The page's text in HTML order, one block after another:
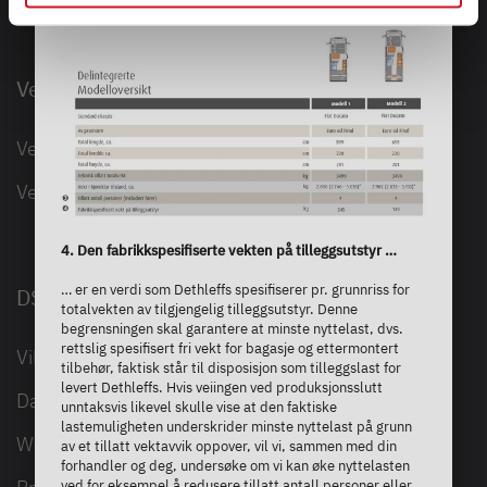
and not required to use our website. You can view your
selected settings at any time as well as deselect or
change them later (such as by using the fingerprint button
at the bottom left of the website). You can find further
information in our Privacy Policy.
Vekt og nyttelast
Vektinformasjon
Vekter ABC
DSGVO
Vilkår for bruk
Data Privacy
Whistleblowersystem
4. Den fabrikkspesifiserte vekten på tilleggsutstyr …
… er en verdi som Dethleffs spesifiserer pr. grunnriss for
totalvekten av tilgjengelig tilleggsutstyr. Denne
begrensningen skal garantere at minste nyttelast, dvs.
rettslig spesifisert fri vekt for bagasje og ettermontert
tilbehør, faktisk står til disposisjon som tilleggslast for
levert Dethleffs. Hvis veiingen ved produksjonsslutt
unntaksvis likevel skulle vise at den faktiske
lastemuligheten underskrider minste nyttelast på grunn
av et tillatt vektavvik oppover, vil vi, sammen med din
forhandler og deg, undersøke om vi kan øke nyttelasten